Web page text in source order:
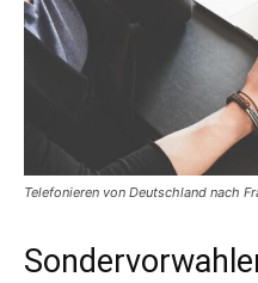
Telefonieren von Deutschland nach